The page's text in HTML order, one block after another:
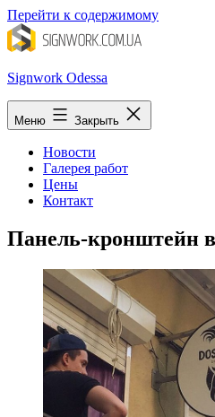
Перейти к содержимому
Signwork Odessa
Меню Закрыть
Новости
Галерея работ
Цены
Контакт
Панель-кронштейн